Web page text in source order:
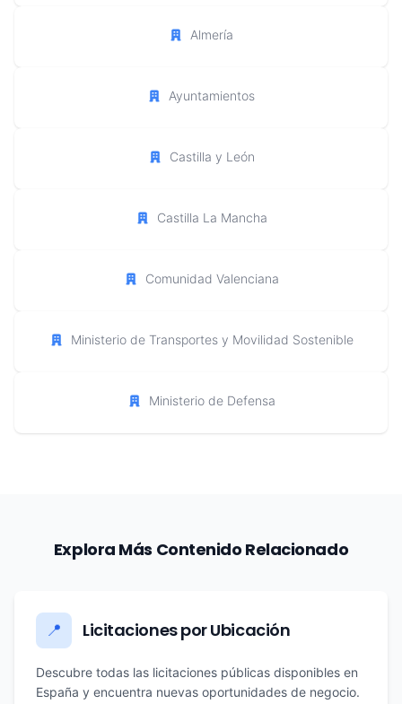
Almería
Ayuntamientos
Castilla y León
Castilla La Mancha
Comunidad Valenciana
Ministerio de Transportes y Movilidad Sostenible
Ministerio de Defensa
Explora Más Contenido Relacionado
📍 Licitaciones por Ubicación
Descubre todas las licitaciones públicas disponibles en
España y encuentra nuevas oportunidades de negocio.